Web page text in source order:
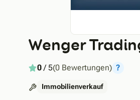
Wenger
0/ 5(0 Bewertungen) ?
Immobilienverkauf